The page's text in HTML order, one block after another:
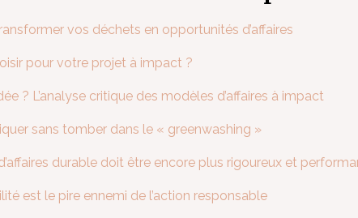
vos déchets en opportunités d’affaires
pour votre projet à impact ?
? L’analyse critique des modèles d’affaires à impact
sans tomber dans le « greenwashing »
durable doit être encore plus rigoureux et
est le pire ennemi de l’action responsable